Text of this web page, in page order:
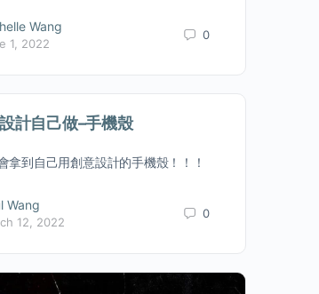
Wang
1, 2022
0
計自己做–手機殼
拿到自己用創意設計的手機殼！！！
Wang
12, 2022
0